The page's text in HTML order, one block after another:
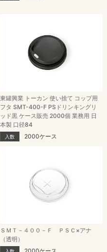
東罐興業 トーカン 使い捨て コップ用
フタ SMT-400-F PSドリンキングリ
ッド黒 ケース販売 2000個 業務用 日
本製 口径84
入数 2000ケース
ＳＭＴ－４００－Ｆ ＰＳＣ×アナ
（透明）